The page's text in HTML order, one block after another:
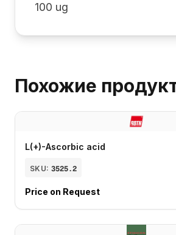
100 ug
Похожие
L(+)-Ascorbic acid
SKU: 3525.2
Price on Request